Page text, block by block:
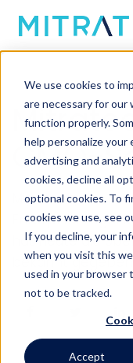
We use cookies to
are necessary for our
function properly.
help personalize your
advertising and
cookies, decline all
optional cookies. To
cookies we use, see
If you decline, your
when you visit this
used in your browser
not to be tracked.
Accept
CMO-
Mitratech, der
Enterprise Legal
hat heute die
bekannt
0